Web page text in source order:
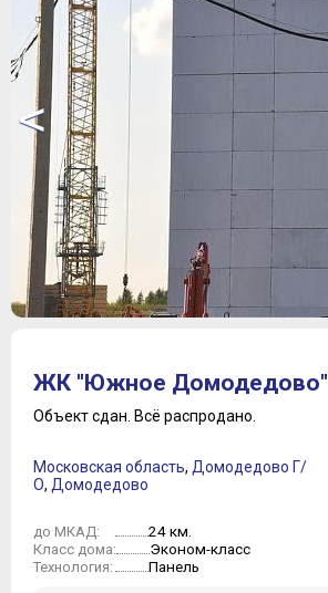
<
3
4
6
7
ЖК "Южное Домодедово"
Объект сдан. Всё распродано.
Московская область, Домодедово Г/
О, Домодедово
до МКАД: 24 км.
Класс дома: Эконом-класс
Технология: Панель